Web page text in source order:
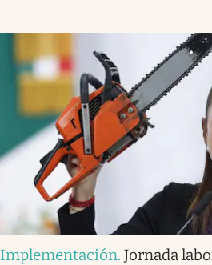
Implementación. Jornada